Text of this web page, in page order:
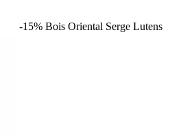
-15% Bois Oriental Serge Lutens